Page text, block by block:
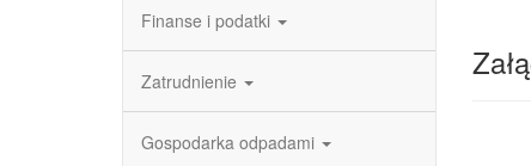
Finanse i podatki
Zatrudnienie
Gospodarka odpadami